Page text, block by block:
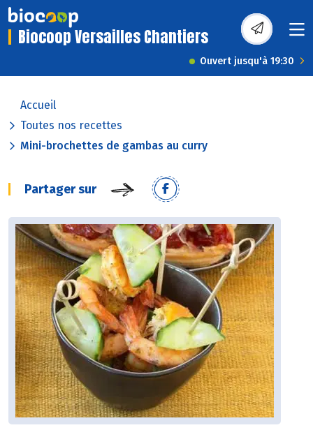
Biocoop Versailles Chantiers
Ouvert jusqu'à 19:30
Accueil
Toutes nos recettes
Mini-brochettes de gambas au curry
Partager sur